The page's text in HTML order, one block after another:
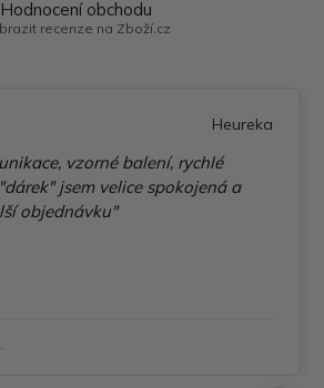
Hodnocení obchodu
recenze na Zboží.cz
Heureka
vzorné balení, rychlé
jsem velice spokojená a
objednávku"